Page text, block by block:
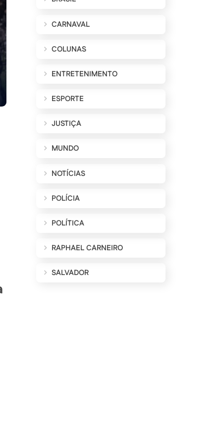
CARNAVAL
COLUNAS
ENTRETENIMENTO
ESPORTE
JUSTIÇA
MUNDO
NOTÍCIAS
POLÍCIA
POLÍTICA
RAPHAEL CARNEIRO
SALVADOR